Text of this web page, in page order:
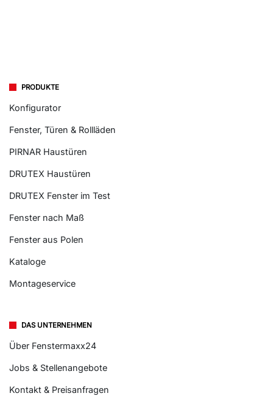
PRODUKTE
Konfigurator
Fenster, Türen & Rollläden
PIRNAR Haustüren
DRUTEX Haustüren
DRUTEX Fenster im Test
Fenster nach Maß
Fenster aus Polen
Kataloge
Montageservice
DAS UNTERNEHMEN
Über Fenstermaxx24
Jobs & Stellenangebote
Kontakt & Preisanfragen